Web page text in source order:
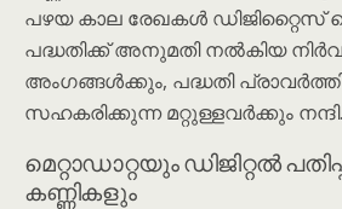
പഴയ കാല രേഖകൾ ഡിജിറ്റൈസ്
പദ്ധതിക്ക് അനുമതി നൽകിയ
അംഗങ്ങൾക്കും, പദ്ധതി
സഹകരിക്കുന്ന മറ്റുള്ളവർക്കും നന്ദി.
മെറ്റാഡാറ്റയും ഡിജിറ്റൽ
കണ്ണികളും